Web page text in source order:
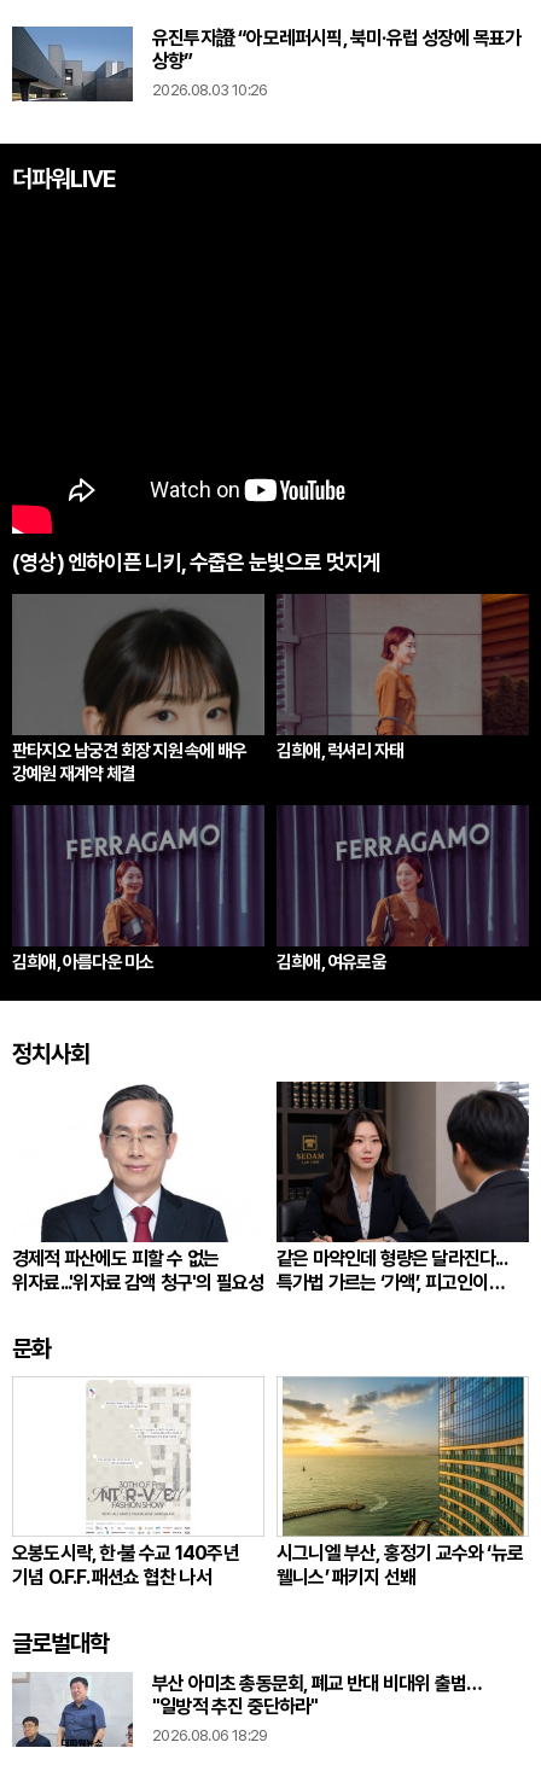
유진투자證 “아모레퍼시픽, 북미·유럽 성장에 목표가
상향”
2026.08.03 10:26
더파워LIVE
(영상) 엔하이픈 니키, 수줍은 눈빛으로 멋지게
판타지오 남궁견 회장 지원 속에 배우
강예원 재계약 체결
김희애, 럭셔리 자태
김희애, 아름다운 미소 김희애, 여유로움
정치사회
경제적 파산에도 피할 수 없는
위자료...'위자료 감액 청구'의 필요성
같은 마약인데 형량은 달라진다...
특가법 가르는 ‘가액’, 피고인이
문화
오봉도시락, 한·불 수교 140주년
기념 O.F.F. 패션쇼 협찬 나서
시그니엘 부산, 홍정기 교수와 ‘뉴로
웰니스’ 패키지 선봬
글로벌대학
부산 아미초 총동문회, 폐교 반대 비대위 출범…
"일방적 추진 중단하라"
2026.08.06 18:29